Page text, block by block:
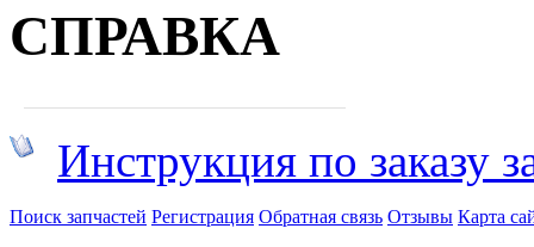
СПРАВКА
Инструкция по заказу
Поиск запчастей Регистрация Обратная связь Отзывы Карта